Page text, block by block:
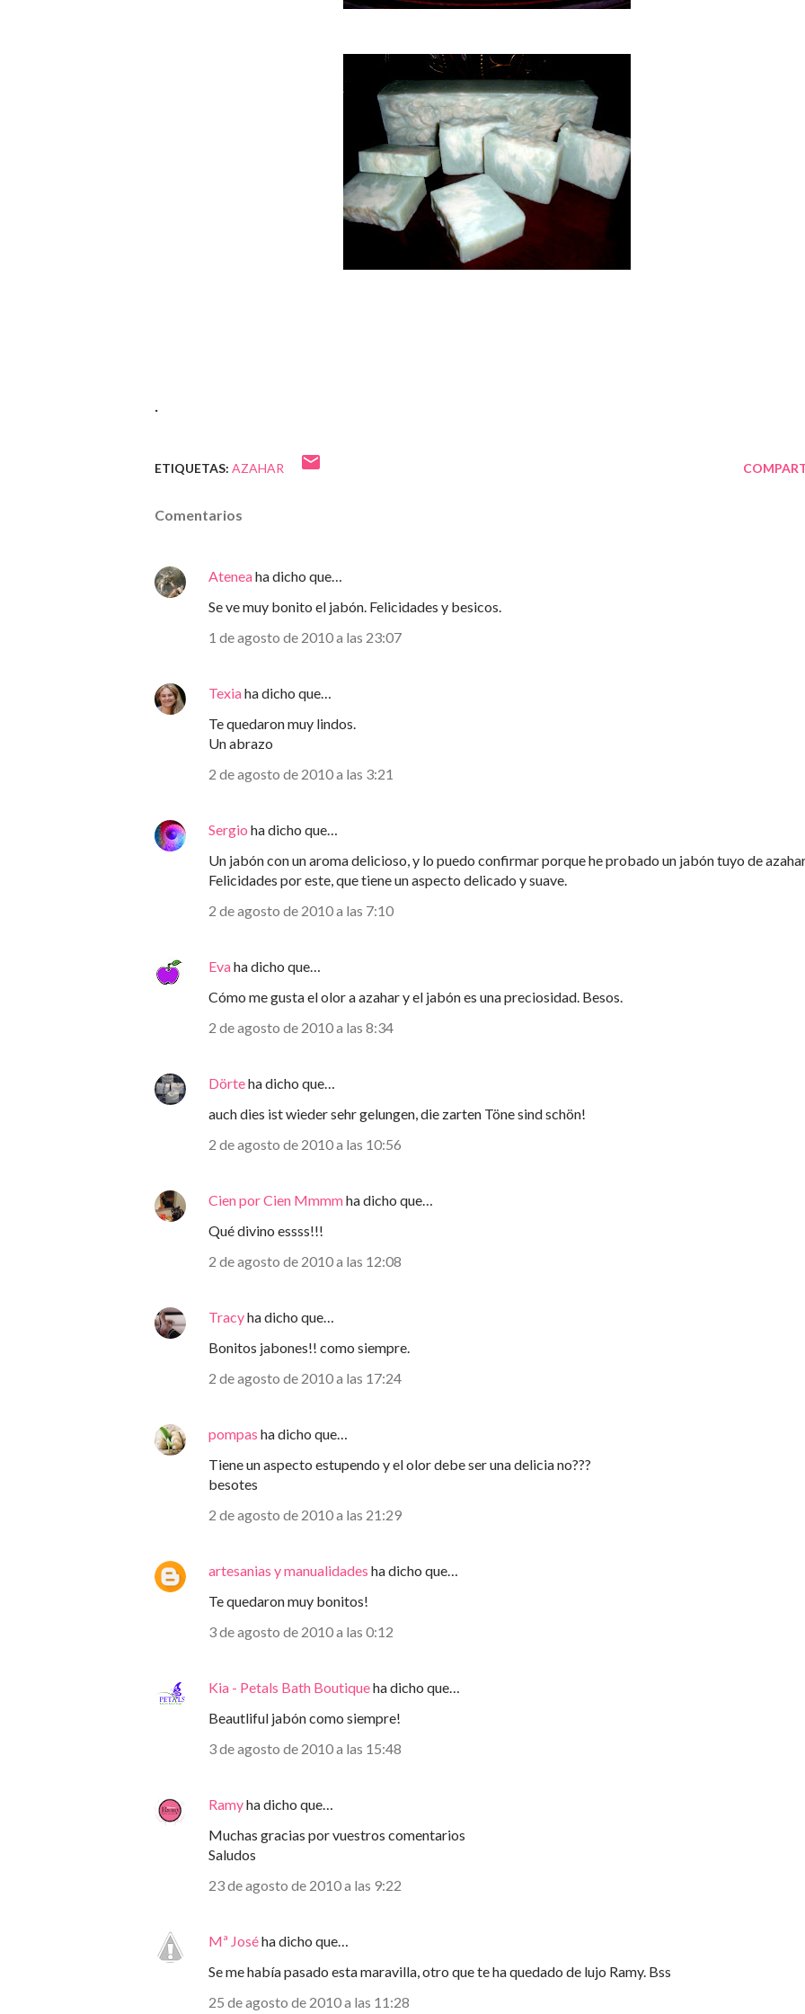
.
ETIQUETAS: AZAHAR
Comentarios
Ateneaha dicho que…
Se ve muy bonito el jabón. Felicidades y besicos.
1 de agosto de 2010 a las 23:07
Texiaha dicho que…
Te quedaron muy lindos.
Un abrazo
2 de agosto de 2010 a las 3:21
Sergio ha dicho que…
Un jabón con un aroma delicioso, y lo puedo confirmar porque he probado un jabón tuyo de
Felicidades por este, que tiene un aspecto delicado y suave.
2 de agosto de 2010 a las 7:10
Evaha dicho que…
Cómo me gusta el olor a azahar y el jabón es una preciosidad. Besos.
2 de agosto de 2010 a las 8:34
Dörteha dicho que…
auch dies ist wieder sehr gelungen, die zarten Töne sind schön!
2 de agosto de 2010 a las 10:56
Cien por Cien Mmmmha dicho que…
Qué divino essss!!!
2 de agosto de 2010 a las 12:08
Tracyha dicho que…
Bonitos jabones!! como siempre.
2 de agosto de 2010 a las 17:24
pompas ha dicho que…
Tiene un aspecto estupendo y el olor debe ser una delicia no???
besotes
2 de agosto de 2010 a las 21:29
artesanias y manualidades ha dicho que…
Te quedaron muy bonitos!
3 de agosto de 2010 a las 0:12
Kia - Petals Bath Boutiqueha dicho que…
Beautliful jabón como siempre!
3 de agosto de 2010 a las 15:48
Ramyha dicho que…
Muchas gracias por vuestros comentarios
Saludos
23 de agosto de 2010 a las 9:22
Mª Joséha dicho que…
Se me había pasado esta maravilla, otro que te ha quedado de lujo Ramy. Bss
25 de agosto de 2010 a las 11:28